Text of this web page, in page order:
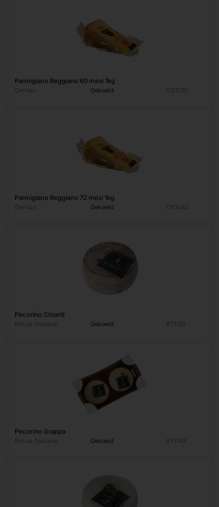
Parmigiano Reggiano 60 mesi 1kg
Gennari Gekoeld CG1037
Parmigiano Reggiano 72 mesi 1kg
Gennari Gekoeld CG1042
Pecorino Chianti
Rocca Toscana Gekoeld RT1155
Pecorino Grappa
Rocca Toscana Gekoeld RT1148